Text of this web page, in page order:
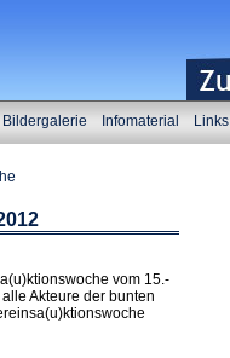
Bildergalerie Infomaterial Links
vom 15.-
Akteure der bunten